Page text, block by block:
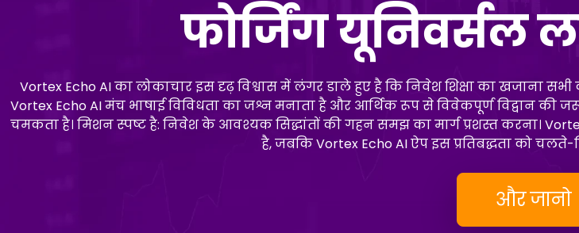
फोर्जिंग यूनिवर्सल
Vortex Echo AI का लोकाचार इस दृढ़ विश्वास में लंगर डाले हुए है कि निवेश शिक्षा का खजाना
Vortex Echo AI मंच भाषाई विविधता का जश्न मनाता है और आर्थिक रूप से विवेकपूर्ण विद्वान की
चमकता है। मिशन स्पष्ट है: निवेश के आवश्यक सिद्धांतों की गहन समझ का मार्ग प्रशस्त करना।
है, जबकि Vortex Echo AI ऐप इस प्रतिबद्धता को
और जानो